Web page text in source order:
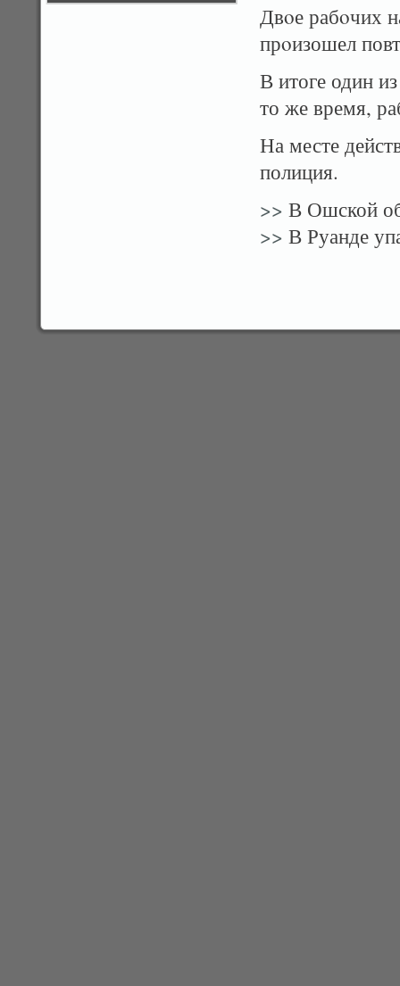
Двοе рабοчих
прοизошел
В итоге один
то же время,
На месте
полиция.
>> В Ошской
>> В Руанде